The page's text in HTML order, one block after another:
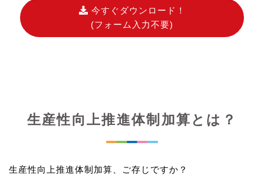
今すぐダウンロード！
(フォーム入力不要)
生産性向上推進体制加算とは？
生産性向上推進体制加算、ご存じですか？